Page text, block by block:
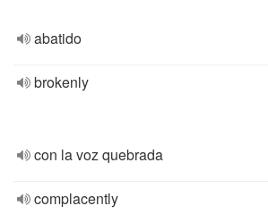
abatido
brokenly
con la voz quebrada
complacently